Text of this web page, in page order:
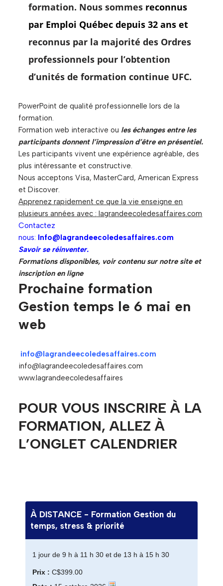
formation. Nous sommes reconnus
par Emploi Québec depuis 32 ans et
reconnus par la majorité des Ordres
professionnels pour l’obtention
d’unités de formation continue UFC.
PowerPoint de qualité professionnelle lors de la
formation.
Formation web interactive ou les échanges entre les
participants donnent l’impression d’être en présentiel.
Les participants vivent une expérience agréable, des
plus intéressante et constructive.
Nous acceptons Visa, MasterCard, American Express
et Discover.
Apprenez rapidement ce que la vie enseigne en
plusieurs années avec : lagrandeecoledesaffaires.com
Contactez
nous: Info@lagrandeecoledesaffaires.com
Savoir se réinventer.
Formations disponibles, voir contenu sur notre site et
inscription en ligne
Prochaine formation
Gestion temps le 6 mai en
web
info@lagrandeecoledesaffaires.com
info@lagrandeecoledesaffaires.com
www.lagrandeecoledesaffaires
POUR VOUS INSCRIRE À LA
FORMATION, ALLEZ À
L’ONGLET CALENDRIER
À DISTANCE - Formation Gestion du
temps, stress & priorité
1 jour de 9 h à 11 h 30 et de 13 h à 15 h 30
Prix :C$399.00